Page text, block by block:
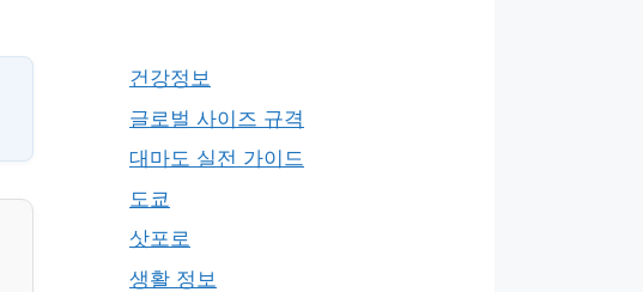
건강정보
글로벌 사이즈 규격
대마도 실전 가이드
도쿄
삿포로
생활 정보